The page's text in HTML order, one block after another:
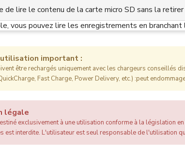
de lire le contenu de la carte micro SD sans la retirer
vous pouvez lire les enregistrements en
important :
être rechargés uniquement avec les chargeurs conseillés
Fast Charge, Power Delivery, etc.) :peut
légale
exclusivement à une utilisation conforme à la législation
est interdite. L'utilisateur est seul responsable de l'utilisation